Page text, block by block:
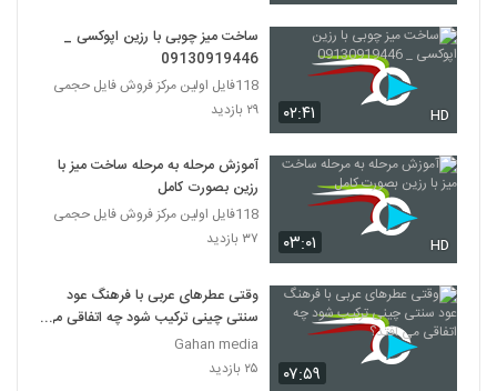
۰۲:۴۱ HD
ساخت میز چوبی با رزین اپوکسی _
09130919446
118فایل اولین مرکز فروش فایل حجمی
۲۹ بازدید
۰۳:۰۱ HD
آموزش مرحله به مرحله ساخت میز با
رزین بصورت کامل
118فایل اولین مرکز فروش فایل حجمی
۳۷ بازدید
۰۷:۵۹
وقتی عطرهای عربی با فرهنگ عود
سنتی چینی ترکیب شود چه اتفاقی می
افتد؟
Gahan media
۲۵ بازدید